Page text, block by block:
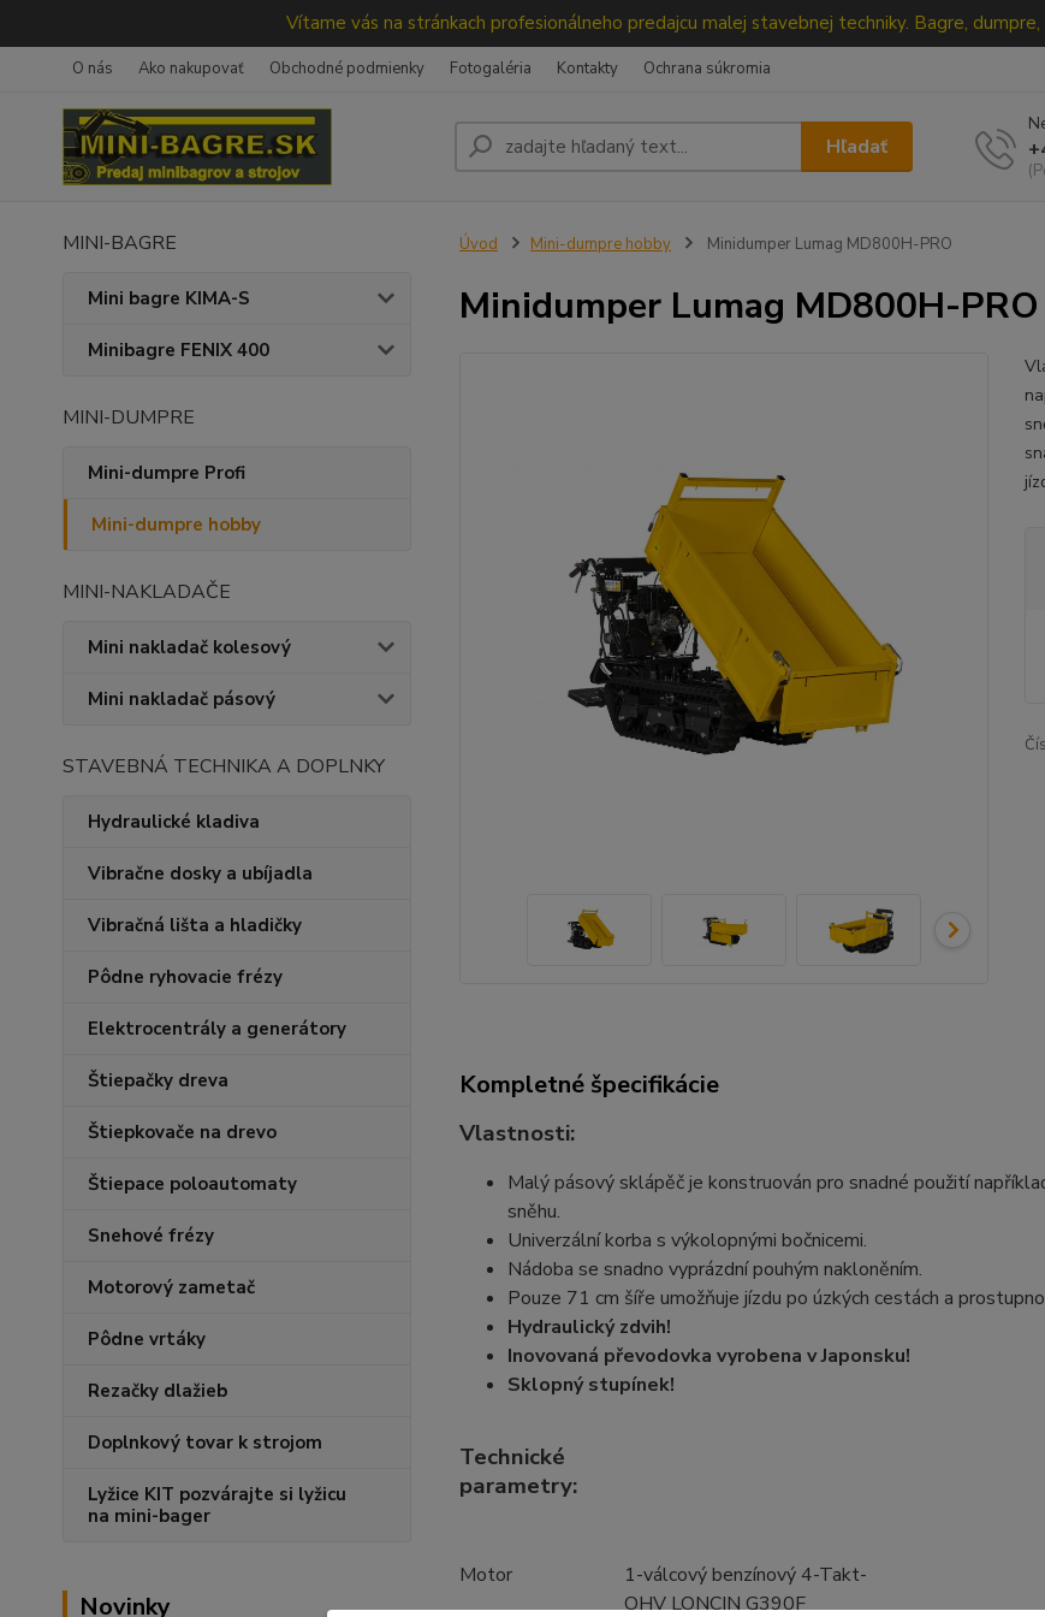
Vítame vás na stránkach profesionálneho predajcu malej stavebnej techniky. Bagre,
O nás Ako nakupovať Obchodné podmienky Fotogaléria Kontakty Ochrana súkromia
Hľadať
MINI-BAGRE
Mini bagre KIMA-S
Minibagre FENIX 400
MINI-DUMPRE
Mini-dumpre Profi
Mini-dumpre hobby
MINI-NAKLADAČE
Mini nakladač kolesový
Mini nakladač pásový
STAVEBNÁ TECHNIKA A DOPLNKY
Hydraulické kladiva
Vibračne dosky a ubíjadla
Vibračná lišta a hladičky
Pôdne ryhovacie frézy
Elektrocentrály a generátory
Štiepačky dreva
Štiepkovače na drevo
Štiepace poloautomaty
Snehové frézy
Motorový zametač
Pôdne vrtáky
Rezačky dlažieb
Doplnkový tovar k strojom
Lyžice KIT pozvárajte si lyžicu
na mini-bager
Novinky
Úvod Mini-dumpre hobby Minidumper Lumag MD800H-PRO
Minidumper Lumag MD800H-PRO
Kompletné špecifikácie
Vlastnosti:
Malý pásový sklápěč je konstruován pro snadné použití
sněhu.
Univerzální korba s výkolopnými bočnicemi.
Nádoba se snadno vyprázdní pouhým nakloněním.
Pouze 71 cm šíře umožňuje jízdu po úzkých cestách a
Hydraulický zdvih!
Inovovaná převodovka vyrobena v Japonsku!
Sklopný stupínek!
Technické
parametry:
Motor
1-válcový benzínový 4-Takt-
OHV LONCIN G390F